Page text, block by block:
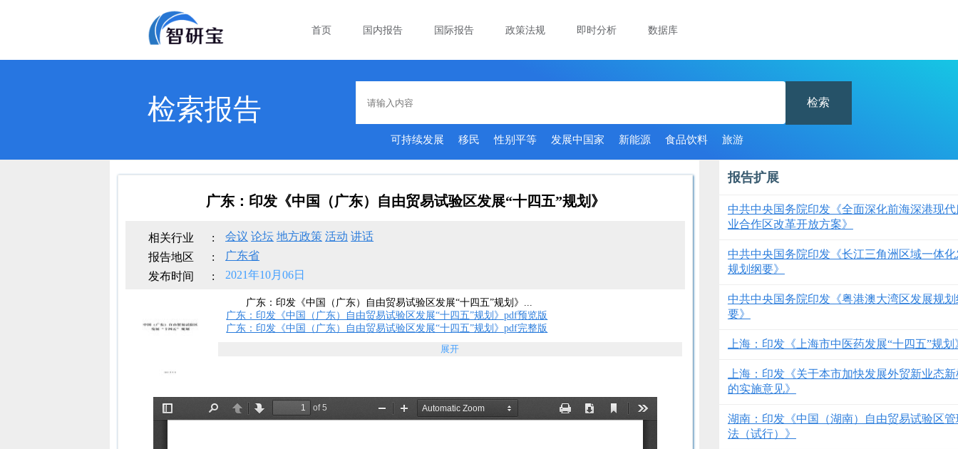
首页 国内报告 国际报告 政策法规 即时分析 数据库
检索报告 检索
可持续发展 移民 性别平等 发展中国家 新能源 食品饮料 旅游
广东：印发《中国（广东）自由贸易试验区发展“十四五”规划》
相关行业 : 会议 论坛 地方政策 活动 讲话
报告地区
:
广东省
发布时间
: 2021年10月06日
广东：印发《中国（广东）自由贸易试验区发展“十四五”规划》...
广东：印发《中国（广东）自由贸易试验区发展“十四五”规划》pdf预览版
广东：印发《中国（广东）自由贸易试验区发展“十四五”规划》pdf完整版
展开
报告扩展
中共中央国务院印发《全面深化前海深港现
业合作区改革开放方案》
中共中央国务院印发《长江三角洲区域一体
规划纲要》
中共中央国务院印发《粤港澳大湾区发展规划
要》
上海：印发《上海市中医药发展“十四五”规划
上海：印发《关于本市加快发展外贸新业态
的实施意见》
湖南：印发《中国（湖南）自由贸易试验区
法（试行）》